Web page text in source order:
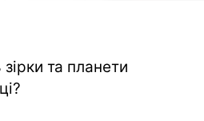
та планети